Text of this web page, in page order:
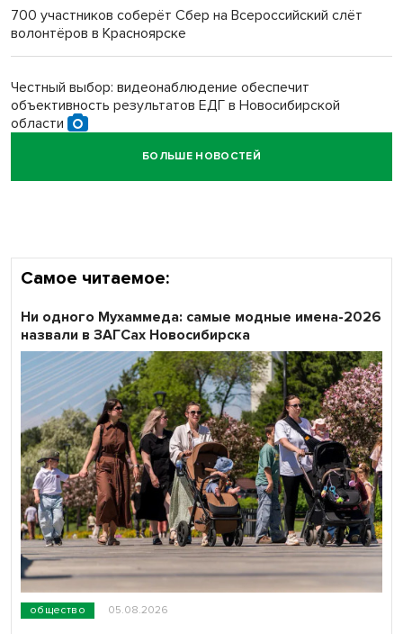
Обновлённое отделение ВТБ открылось в Искитиме
700 участников соберёт Сбер на Всероссийский слёт
волонтёров в Красноярске
Честный выбор: видеонаблюдение обеспечит
объективность результатов ЕДГ в Новосибирской
области
Кибертанки пошли в бой: «Ростелеком» объявляет
БОЛЬШЕ НОВОСТЕЙ
Самое читаемое:
общество 05.08.2026
Ни одного Мухаммеда: самые модные имена-2026
назвали в ЗАГСах Новосибирска